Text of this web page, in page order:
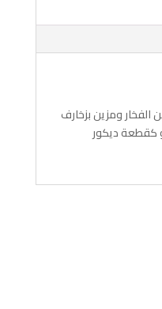
ومزين بزخارف
كقطعة ديكور